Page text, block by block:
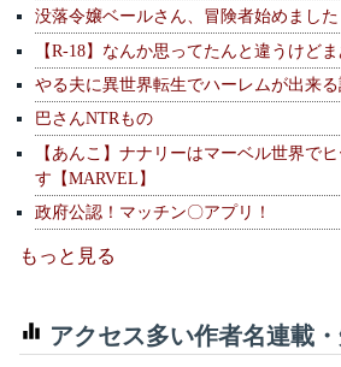
没落令嬢ベールさん、冒険者始めました
【R-18】なんか思ってたんと違うけどま
やる夫に異世界転生でハーレムが出来
巴さんNTRもの
【あんこ】ナナリーはマーベル世界で
す【MARVEL】
政府公認！マッチン〇アプリ！
もっと見る
アクセス多い作者名連載